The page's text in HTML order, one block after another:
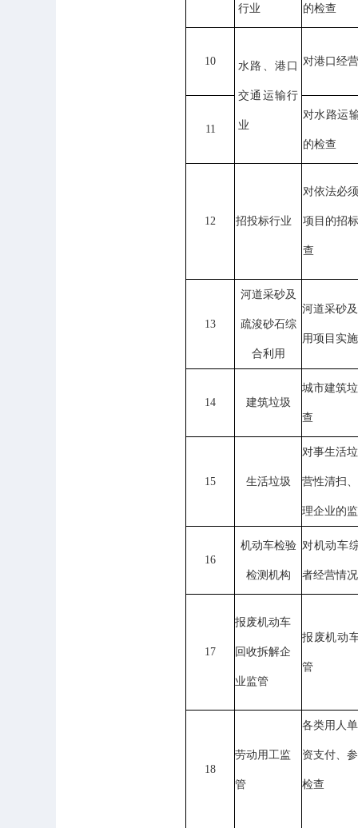
行业 的检查
10 水路、港口
交通运输行
业
对港口经
11
对水路运
的检查
12 招投标行业
对依法必
项目的招
查
13
河道采砂及
疏浚砂石综
合利用
河道采砂
用项目实
14 建筑垃圾
城市建筑
查
15 生活垃圾
对事生活
营性清扫
理企业的
16
机动车检验
检测机构
对机动车
者经营情
17
报废机动车
回收拆解企
业监管
报废机动
管
18
劳动用工监
管
各类用人
资支付、
检查